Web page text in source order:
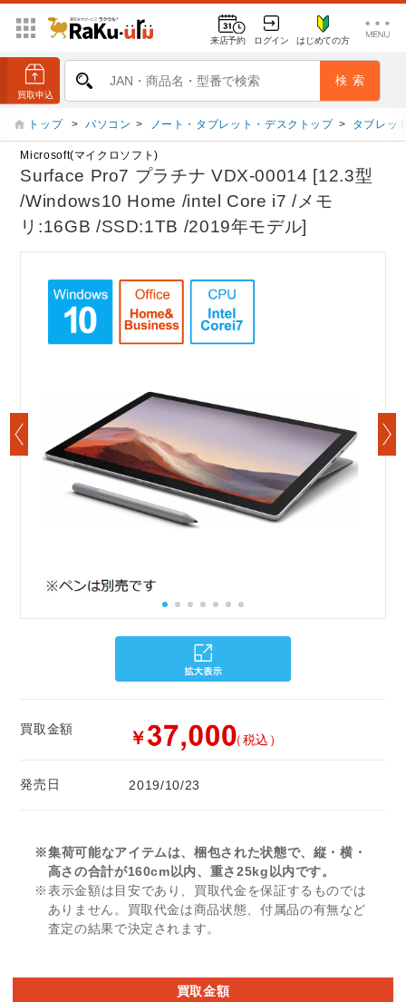
来店予約 ログイン はじめての方
トップ > パソコン > ノート・タブレット・デスクトップ > タブレッ
Microsoft(マイクロソフト)
Surface Pro7 プラチナ VDX-00014 [12.3型
/Windows10 Home /intel Core i7 /メモ
リ:16GB /SSD:1TB /2019年モデル]
買取金額 ￥ （税込）
発売日 2019/10/23
※集荷可能なアイテムは、梱包された状態で、縦・横・
高さの合計が160cm以内、重さ25kg以内です。
※表示金額は目安であり、買取代金を保証するものでは
ありません。買取代金は商品状態、付属品の有無など
査定の結果で決定されます。
買取金額